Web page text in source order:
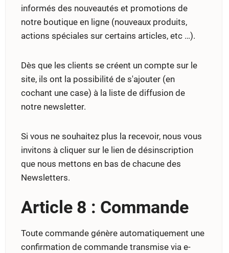
informés des nouveautés et promotions de
notre boutique en ligne (nouveaux produits,
actions spéciales sur certains articles, etc …).
Dès que les clients se créent un compte sur le
site, ils ont la possibilité de s'ajouter (en
cochant une case) à la liste de diffusion de
notre newsletter.
Si vous ne souhaitez plus la recevoir, nous vous
invitons à cliquer sur le lien de désinscription
que nous mettons en bas de chacune des
Newsletters.
Article 8 : Commande
Toute commande génère automatiquement une
confirmation de commande transmise via e-